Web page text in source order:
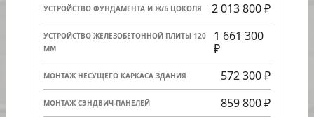
УСТРОЙСТВО ФУНДАМЕНТА И Ж/Б ЦОКОЛЯ 2 013 800 ₽
УСТРОЙСТВО ЖЕЛЕЗОБЕТОННОЙ ПЛИТЫ 120
ММ
1 661 300
₽
МОНТАЖ НЕСУЩЕГО КАРКАСА ЗДАНИЯ 572 300 ₽
МОНТАЖ СЭНДВИЧ-ПАНЕЛЕЙ 859 800 ₽